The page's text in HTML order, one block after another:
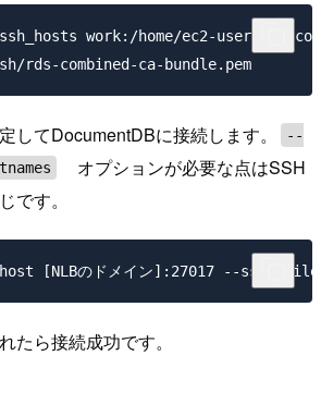
work:/home/ec2-user/rds-
してDocumentDBに接続します。
--
オプションが必要な点はSSH
です。
たら接続成功です。